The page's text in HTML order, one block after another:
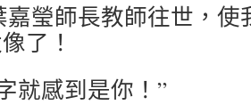
嘉瑩師長教師往世，
了！
就感到是你！”